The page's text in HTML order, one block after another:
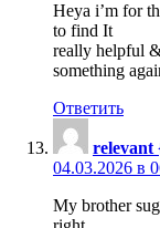
Heya i’m for
to find It
really helpful
something
Ответить
relevant
04.03.2026 в
My brother